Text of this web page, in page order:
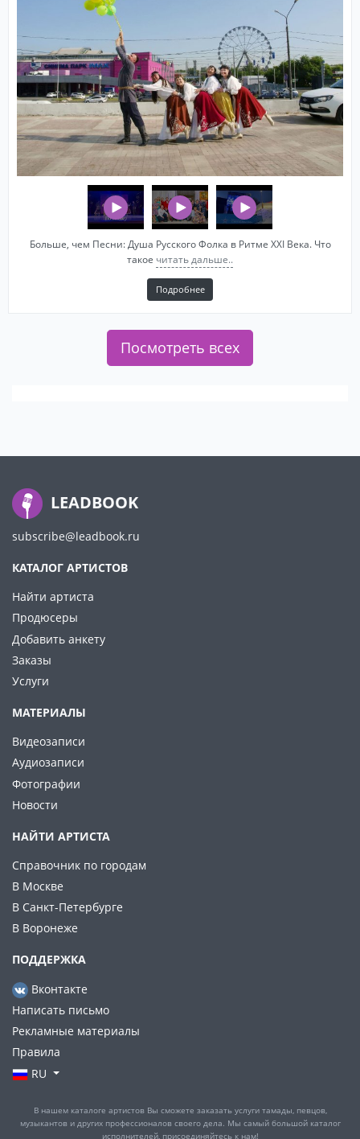
Больше, чем Песни: Душа Русского Фолка в Ритме XXI Века. Что
такое читать дальше..
Подробнее
Посмотреть всех
LEADBOOK
subscribe@leadbook.ru
КАТАЛОГ АРТИСТОВ
Найти артиста
Продюсеры
Добавить анкету
Заказы
Услуги
МАТЕРИАЛЫ
Видеозаписи
Аудиозаписи
Фотографии
Новости
НАЙТИ АРТИСТА
Справочник по городам
В Москве
В Санкт-Петербурге
В Воронеже
ПОДДЕРЖКА
Вконтакте
Написать письмо
Рекламные материалы
Правила
RU
В нашем каталоге артистов Вы сможете заказать услуги тамады, певцов,
музыкантов и других профессионалов своего дела. Мы самый большой каталог
исполнителей, присоединяйтесь к нам!